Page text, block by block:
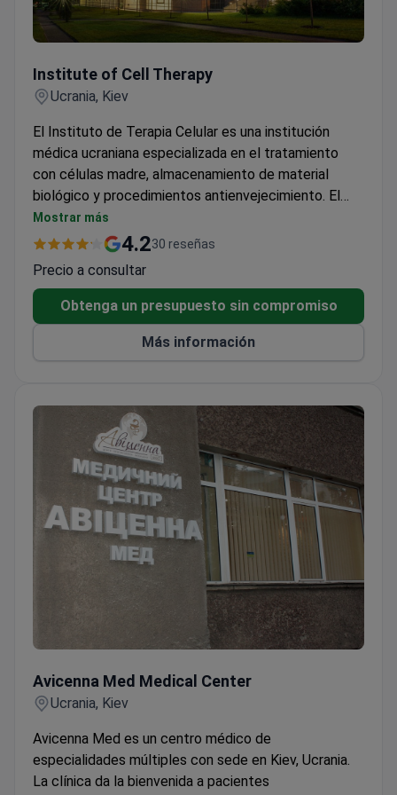
Institute of Cell Therapy
Ucrania, Kiev
El Instituto de Terapia Celular es una institución
médica ucraniana especializada en el tratamiento
con células madre, almacenamiento de material
biológico y procedimientos antienvejecimiento. El
Instituto cuenta con 2 clínicas, un criobanco y una
unidad de investigación. El equipo del Instituto de
Mostrar más
4.230 reseñas
Precio a consultar
Obtenga un presupuesto sin compromiso
Más información
Avicenna Med Medical Center
Ucrania, Kiev
Avicenna Med es un centro médico de
especialidades múltiples con sede en Kiev, Ucrania.
La clínica da la bienvenida a pacientes